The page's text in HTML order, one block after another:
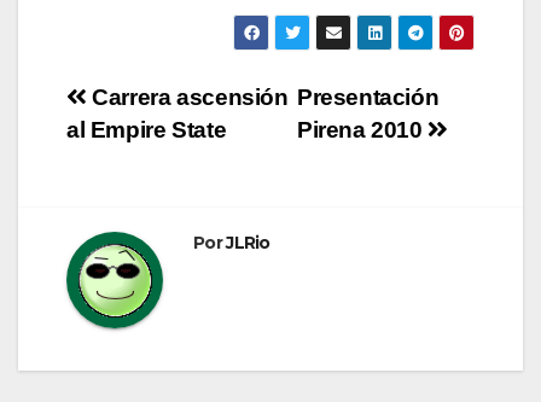
Navegación Presentación
Pirena 2010
Carrera ascensión
al Empire State
PorJLRio